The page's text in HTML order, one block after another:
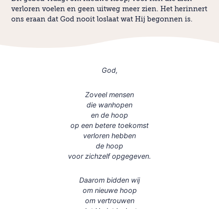
verloren voelen en geen uitweg meer zien. Het herinnert
ons eraan dat God nooit loslaat wat Hij begonnen is.
God,
Zoveel mensen
die wanhopen
en de hoop
op een betere toekomst
verloren hebben
de hoop
voor zichzelf opgegeven.
Daarom bidden wij
om nieuwe hoop
om vertrouwen